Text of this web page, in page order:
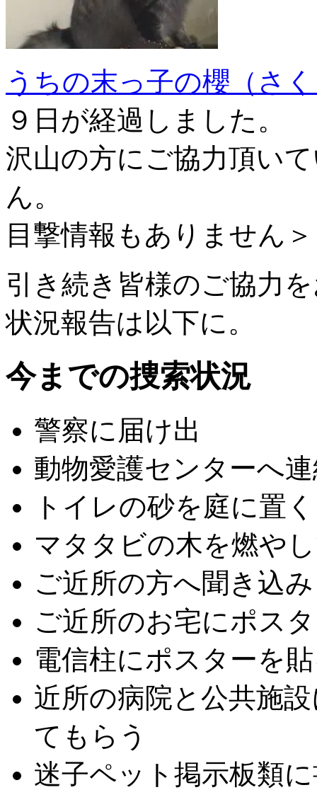
うちの末っ子の櫻（さ
９日が経過しました。
沢山の方にご協力頂い
ん。
目撃情報もありません
引き続き皆様のご協力
状況報告は以下に。
今までの捜索状況
警察に届け出
動物愛護センターへ
トイレの砂を庭に置く
マタタビの木を燃や
ご近所の方へ聞き込み
ご近所のお宅にポス
電信柱にポスターを
近所の病院と公共施
てもらう
迷子ペット掲示板類